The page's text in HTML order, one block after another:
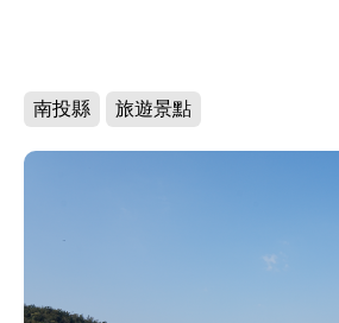
南投縣 旅遊景點